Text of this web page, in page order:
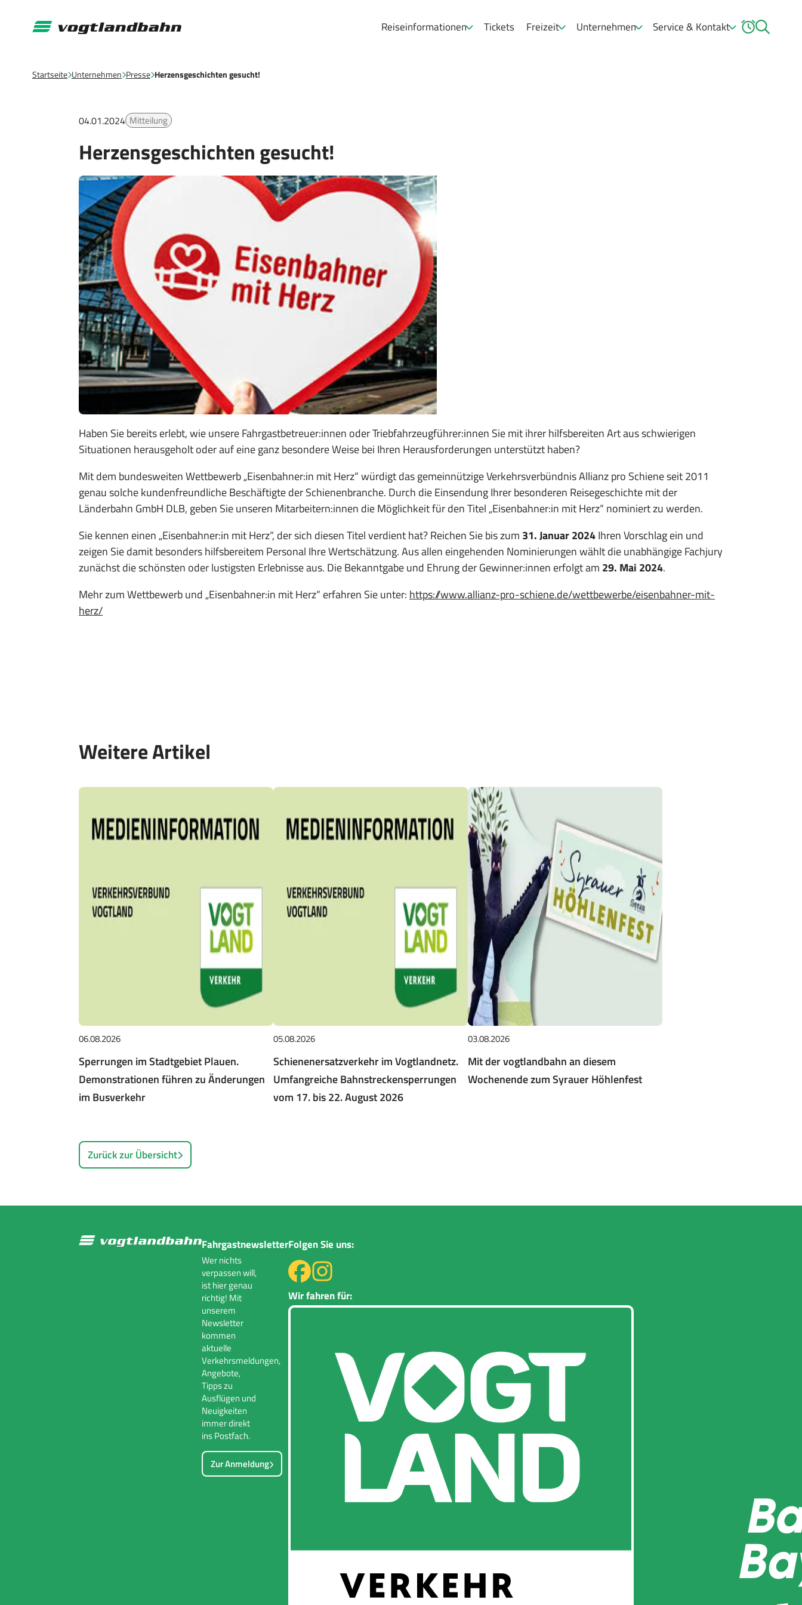
Reiseinformationen Tickets Freizeit Unternehmen Service & Kontakt
Startseite Unternehmen Presse Herzensgeschichten gesucht!
04.01.2024 Mitteilung
Herzensgeschichten gesucht!
Haben Sie bereits erlebt, wie unsere Fahrgastbetreuer:innen oder Triebfahrzeugführer:innen Sie mit ihrer hilfsbereiten Art aus schwierigen
Situationen herausgeholt oder auf eine ganz besondere Weise bei Ihren Herausforderungen unterstützt haben?
Mit dem bundesweiten Wettbewerb „Eisenbahner:in mit Herz“ würdigt das gemeinnützige Verkehrsverbündnis Allianz pro Schiene seit 2011
genau solche kundenfreundliche Beschäftigte der Schienenbranche. Durch die Einsendung Ihrer besonderen Reisegeschichte mit der
Länderbahn GmbH DLB, geben Sie unseren Mitarbeitern:innen die Möglichkeit für den Titel „Eisenbahner:in mit Herz“ nominiert zu werden.
Sie kennen einen „Eisenbahner:in mit Herz“, der sich diesen Titel verdient hat? Reichen Sie bis zum 31. Januar 2024Ihren Vorschlag ein und
zeigen Sie damit besonders hilfsbereitem Personal Ihre Wertschätzung. Aus allen eingehenden Nominierungen wählt die unabhängige Fachjury
zunächst die schönsten oder lustigsten Erlebnisse aus. Die Bekanntgabe und Ehrung der Gewinner:innen erfolgt am 29. Mai 2024.
Mehr zum Wettbewerb und „Eisenbahner:in mit Herz“ erfahren Sie unter: https://www.allianz-pro-schiene.de/wettbewerbe/eisenbahner-mit-
herz/
Weitere Artikel
06.08.2026
Sperrungen im Stadtgebiet Plauen.
Demonstrationen führen zu Änderungen
im Busverkehr
05.08.2026
Schienenersatzverkehr im Vogtlandnetz.
Umfangreiche Bahnstreckensperrungen
vom 17. bis 22. August 2026
03.08.2026
Mit der vogtlandbahn an diesem
Wochenende zum Syrauer Höhlenfest
Zurück zur Übersicht
Fahrgastnewsletter
Wer nichts
verpassen will,
ist hier genau
richtig! Mit
unserem
Newsletter
kommen
aktuelle
Verkehrsmeldungen,
Angebote,
Tipps zu
Ausflügen und
Neuigkeiten
immer direkt
ins Postfach.
Zur Anmeldung
Folgen Sie uns:
Wir fahren für: